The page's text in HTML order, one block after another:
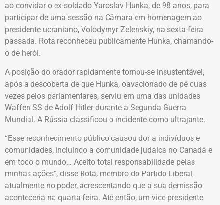
ao convidar o ex-soldado Yaroslav Hunka, de 98 anos, para
participar de uma sessão na Câmara em homenagem ao
presidente ucraniano, Volodymyr Zelenskiy, na sexta-feira
passada. Rota reconheceu publicamente Hunka, chamando-
o de herói.
A posição do orador rapidamente tornou-se insustentável,
após a descoberta de que Hunka, oavacionado de pé duas
vezes pelos parlamentares, serviu em uma das unidades
Waffen SS de Adolf Hitler durante a Segunda Guerra
Mundial. A Rússia classificou o incidente como ultrajante.
“Esse reconhecimento público causou dor a indivíduos e
comunidades, incluindo a comunidade judaica no Canadá e
em todo o mundo… Aceito total responsabilidade pelas
minhas ações”, disse Rota, membro do Partido Liberal,
atualmente no poder, acrescentando que a sua demissão
aconteceria na quarta-feira. Até então, um vice-presidente